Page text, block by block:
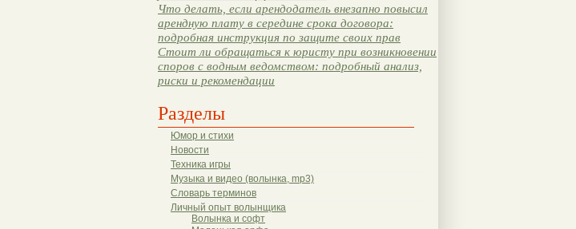
Что делать, если арендодатель внезапно повысил
арендную плату в середине срока договора:
подробная инструкция по защите своих прав
Стоит ли обращаться к юристу при возникновении
споров с водным ведомством: подробный анализ,
риски и рекомендации
Разделы
Юмор и стихи
Новости
Техника игры
Музыка и видео (волынка, mp3)
Словарь терминов
Личный опыт волынщика
Волынка и софт